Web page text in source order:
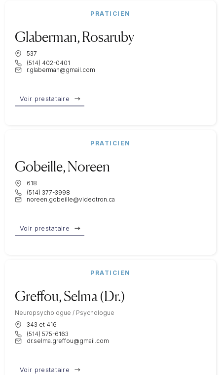
PRATICIEN
Glaberman, Rosaruby
537
(514) 402-0401
r.glaberman@gmail.com
Voir prestataire
PRATICIEN
Gobeille, Noreen
618
(514) 377-3998
noreen.gobeille@videotron.ca
Voir prestataire
PRATICIEN
Greffou, Selma (Dr.)
Neuropsychologue / Psychologue
343 et 416
(514) 575-6163
dr.selma.greffou@gmail.com
Voir prestataire